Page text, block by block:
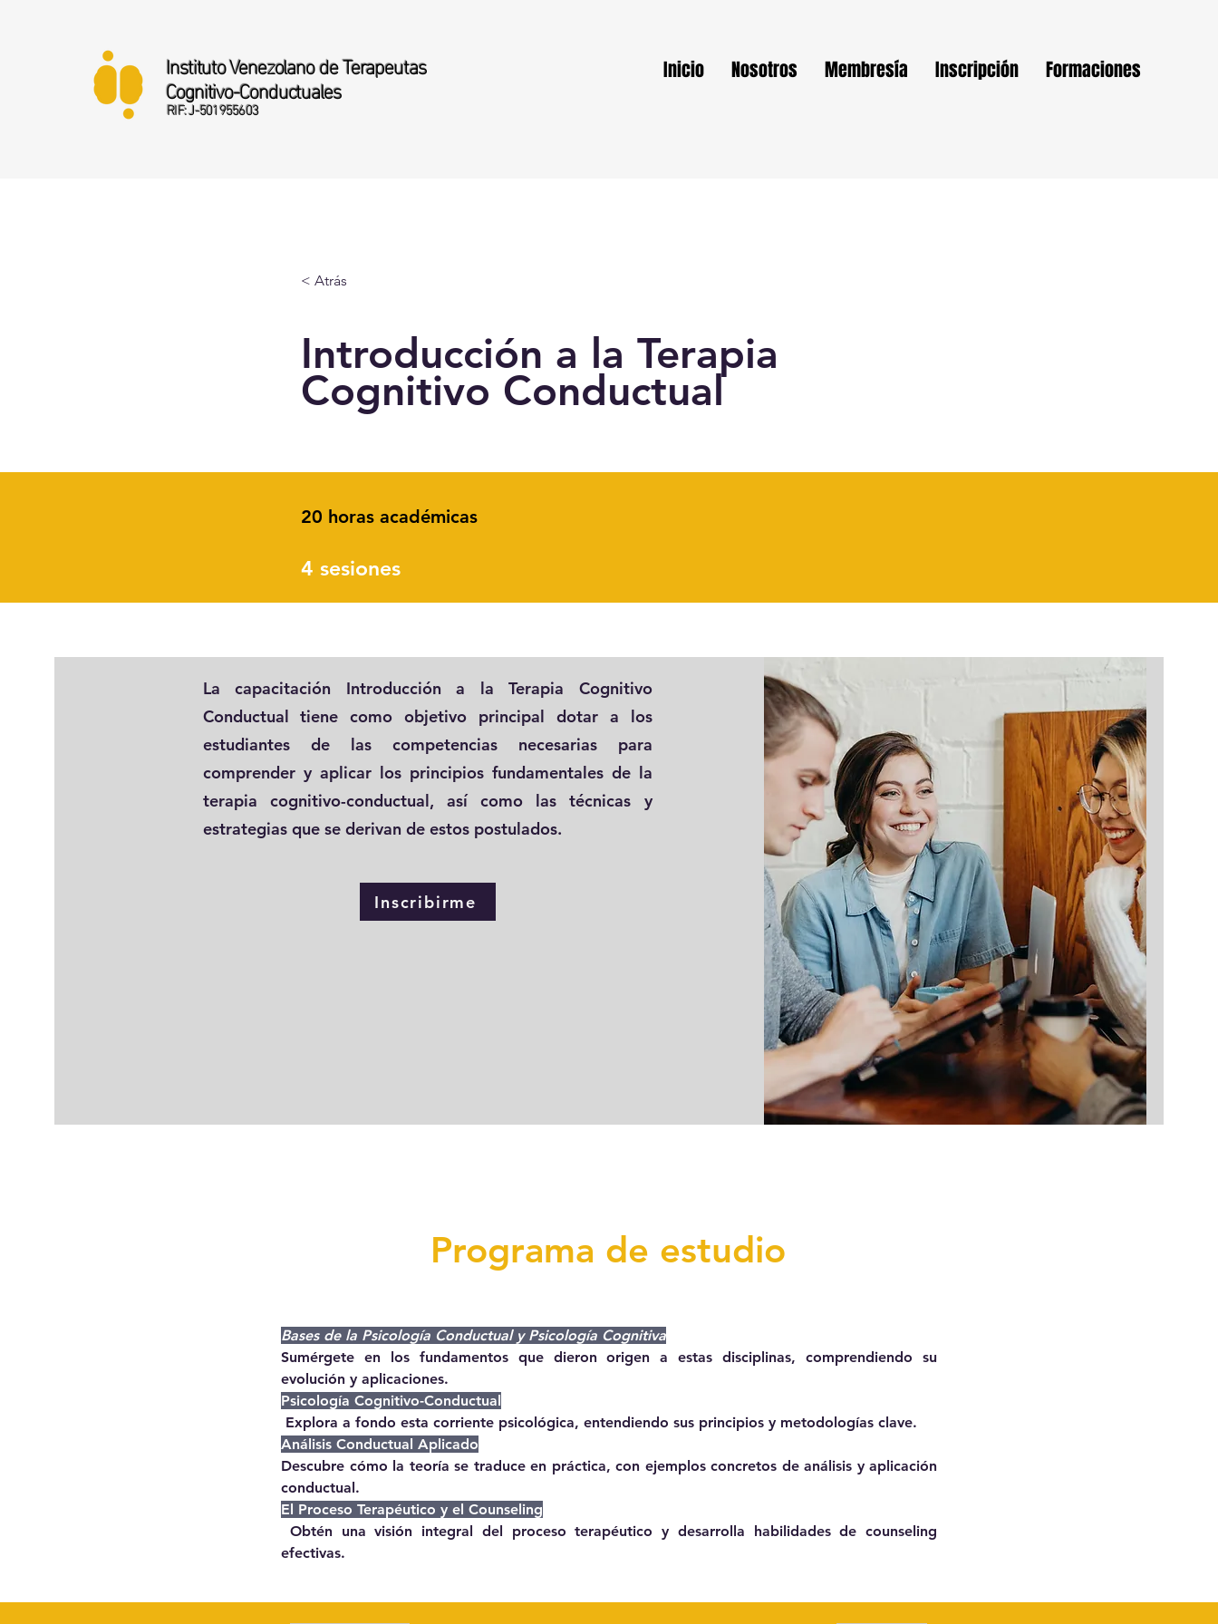
Instituto Venezolano de Terapeutas
Cognitivo-Conductuales
RIF: J-501955603
Inicio Nosotros Membresía Inscripción Formaciones
Introducción a la Terapia
Cognitivo Conductual
< Atrás
20 horas académicas
4 sesiones
La capacitación Introducción a la Terapia Cognitivo
Conductual tiene como objetivo principal dotar a los
estudiantes de las competencias necesarias para
comprender y aplicar los principios fundamentales de la
terapia cognitivo-conductual, así como las técnicas y
estrategias que se derivan de estos postulados.
Inscribirme
Programa de estudio
Bases de la Psicología Conductual y Psicología Cognitiva
Sumérgete en los fundamentos que dieron origen a estas disciplinas, comprendiendo su
evolución y aplicaciones.
Psicología Cognitivo-Conductual
Explora a fondo esta corriente psicológica, entendiendo sus principios y metodologías clave.
Análisis Conductual Aplicado
Descubre cómo la teoría se traduce en práctica, con ejemplos concretos de análisis y aplicación
conductual.
El Proceso Terapéutico y el Counseling
efectivas.